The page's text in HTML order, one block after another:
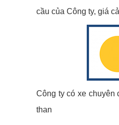
cầu của Công ty, giá
Công ty có xe chuyên
than